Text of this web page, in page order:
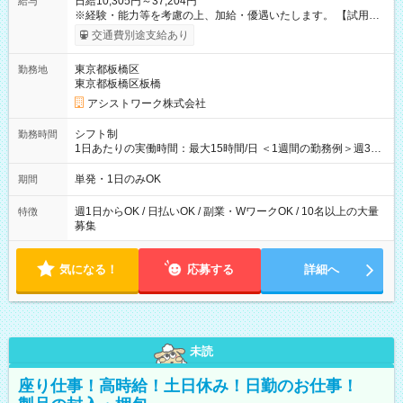
※経験・能力等を考慮の上、加給・優遇いたします。 【試用期
間】試用期間なし
交通費別途支給あり
勤務地
東京都板橋区
東京都板橋区板橋
アシストワーク株式会社
勤務時間
シフト制
1日あたりの実働時間：最大15時間/日 ＜1週間の勤務例＞週3回
勤務 勤務：月・水・金 休み：火・木・土・日 好きな時にお仕事
可能です！ ※1日あたりの最大実働時間は日勤、夜勤共に勤務し
期間 単発・1日のみOK
特徴
週1日からOK / 日払いOK / 副業・WワークOK / 10名以上の大量
募集
気になる！ 応募する 詳細へ
未読
座り仕事！高時給！土日休み！日勤のお仕事！